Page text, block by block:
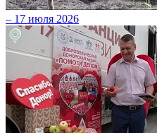
– 17 июля 2026